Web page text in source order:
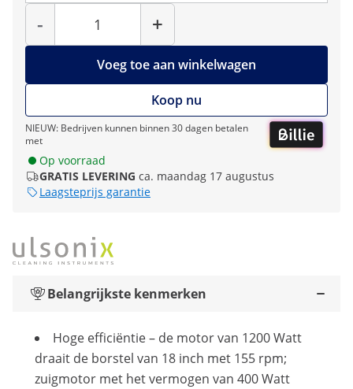
-
Hoeveelheid
+
Voeg toe aan winkelwagen
Koop nu
NIEUW: Bedrijven kunnen binnen 30 dagen betalen
met
Op voorraad
GRATIS LEVERING ca. maandag 17 augustus
Laagsteprijs garantie
Belangrijkste kenmerken
Hoge efficiëntie – de motor van 1200 Watt
draait de borstel van 18 inch met 155 rpm;
zuigmotor met het vermogen van 400 Watt